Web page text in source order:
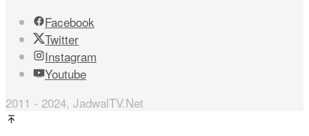
Facebook
Twitter
Instagram
Youtube
2011 - 2024, JadwalTV.Net